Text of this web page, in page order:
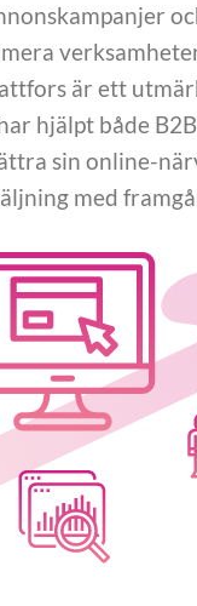
är ett
hjälpt både
sin online-
med